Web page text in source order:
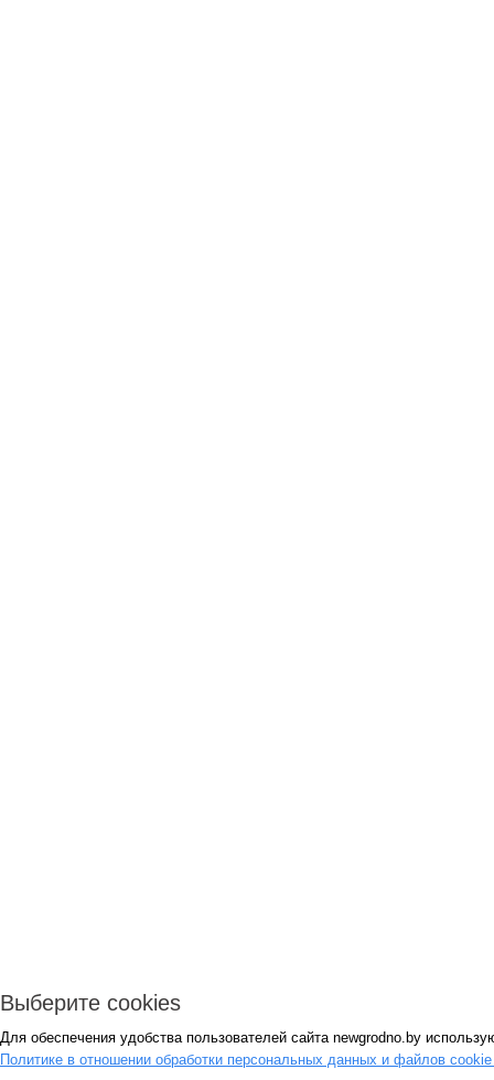
Выберите cookies
Для обеспечения удобства пользователей сайта newgrodno.by
Политике в отношении обработки персональных данных и файлов